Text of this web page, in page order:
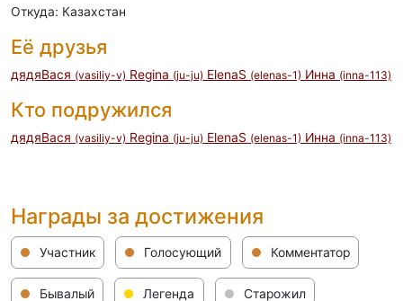
Откуда: Казахстан
Её друзья
дядяВася (vasiliy-v) Regina (ju-ju) ElenaS (elenas-1) Инна (inna-113)
Кто подружился
дядяВася (vasiliy-v) Regina (ju-ju) ElenaS (elenas-1) Инна (inna-113)
Награды за достижения
Участник Голосующий Комментатор
Бывалый Легенда Старожил